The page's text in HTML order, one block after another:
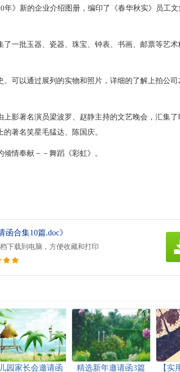
年》新的企业介绍图册，编印了《春华秋实》员工文
了一批玉器、瓷器、珠宝、钟表、书画、邮票等艺
。可以通过展列的实物和照片，详细的了解上拍公
上影著名演员梁波罗、赵静主持的文艺晚会，汇集
著名笑星毛猛达、陈国庆。
情奉献－－舞蹈《彩虹》。
函合集10篇.doc》
下载到电脑，方便收藏和打印
园家长会邀请函 精选新年邀请函3篇 【实